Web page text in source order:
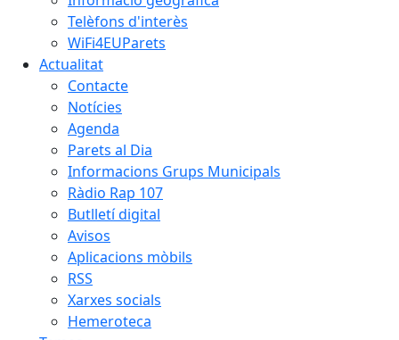
Telèfons d'interès
WiFi4EUParets
Actualitat
Contacte
Notícies
Agenda
Parets al Dia
Informacions Grups Municipals
Ràdio Rap 107
Butlletí digital
Avisos
Aplicacions mòbils
RSS
Xarxes socials
Hemeroteca